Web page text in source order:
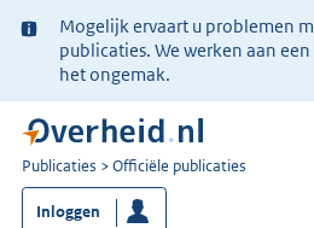
Ter
informatie:
Mogelijk ervaart u problemen
publicaties. We werken aan
het ongemak.
U
bent
nu
Publicaties Officiële publicaties
Inloggen